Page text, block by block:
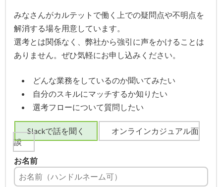
みなさんがカルテットで働く上での疑問点や不明点を
解消する場を用意しています。
選考とは関係なく、弊社から強引に声をかけることは
ありません。ぜひ気軽にお申し込みください。
どんな業務をしているのか聞いてみたい
自分のスキルにマッチするか知りたい
選考フローについて質問したい
Slackで話を聞く
オンラインカジュアル面
談
お名前